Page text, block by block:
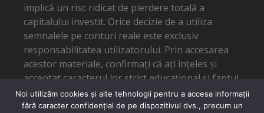
implică un risc ridicat de pierdere totală a
capitalului investit. Orice decizie de a utiliza
semnalele pe conturi reale este exclusiv
responsabilitatea utilizatorului. Prin accesarea
acestor materiale, confirmați că ați înțeles și
acceptat caracterul lor strict educațional și faptul
că autorul nu poate fi tras la răspundere pentru
eventuale pierderi financiare.
Noi utilizăm cookies și alte tehnologii pentru a accesa informații
fără caracter confidențial de pe dispozitivul dvs., precum un